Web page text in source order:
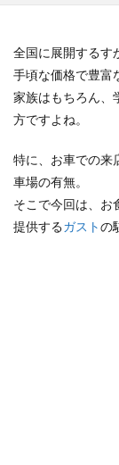
全国に展開するす
手頃な価格で豊富
家族はもちろん、
方ですよね。
特に、お車での来
車場の有無。
そこで今回は、お
提供するガストの
佐賀県